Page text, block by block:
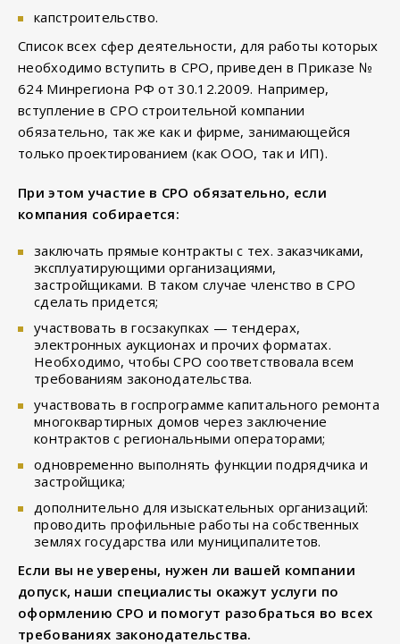
капстроительство.
Список всех сфер деятельности, для работы которых
необходимо вступить в СРО, приведен в Приказе №
624 Минрегиона РФ от 30.12.2009. Например,
вступление в СРО строительной компании
обязательно, так же как и фирме, занимающейся
только проектированием (как ООО, так и ИП).
При этом участие в СРО обязательно, если
компания собирается:
заключать прямые контракты с тех. заказчиками,
эксплуатирующими организациями,
застройщиками. В таком случае членство в СРО
сделать придется;
участвовать в госзакупках — тендерах,
электронных аукционах и прочих форматах.
Необходимо, чтобы СРО соответствовала всем
требованиям законодательства.
участвовать в госпрограмме капитального ремонта
многоквартирных домов через заключение
контрактов с региональными операторами;
одновременно выполнять функции подрядчика и
застройщика;
дополнительно для изыскательных организаций:
проводить профильные работы на собственных
землях государства или муниципалитетов.
Если вы не уверены, нужен ли вашей компании
допуск, наши специалисты окажут услуги по
оформлению СРО и помогут разобраться во всех
требованиях законодательства.